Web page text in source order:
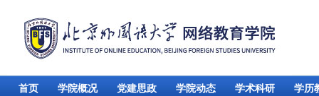
首页 学院概况 党建思政 学院动态 学术科研 学历